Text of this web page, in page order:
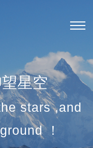
星空
stars ,and
！